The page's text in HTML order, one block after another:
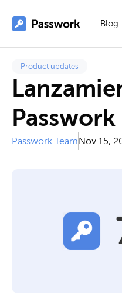
Blog
Product updates
Passwork
Passwork TeamNov 15,